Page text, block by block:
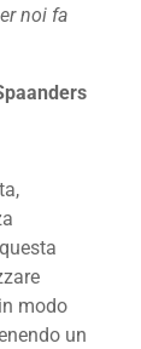
noi fa
modo
un